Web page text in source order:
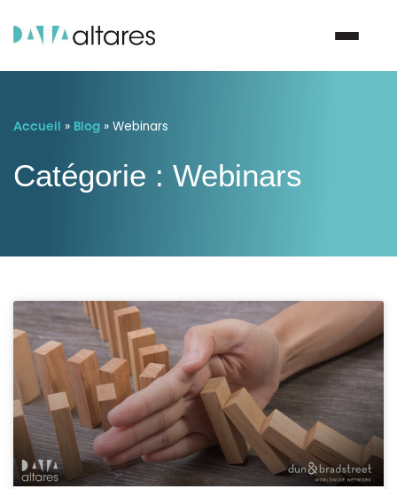
Nous contacter
Vos enjeux
Notre groupe
Nos partenaires
Ressources
Accueil » Blog » Webinars
Catégorie : Webinars